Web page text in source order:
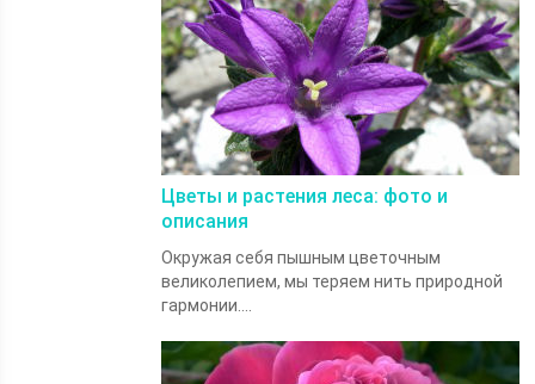
Цветы и растения леса: фото и
описания
Окружая себя пышным цветочным
великолепием, мы теряем нить природной
гармонии....